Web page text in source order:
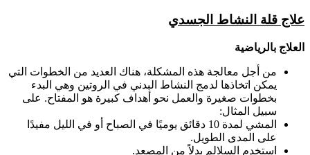
علاج قلة النشاط الجسدي
العلاج بالرياضية
من أجل معالجة هذه المشكلة، هناك العديد من الخطوات التي
يمكن اتخاذها لدمج النشاط البدني في الروتين وهي البدء
بخطوات صغيرة والعمل نحو أهداف كبيرة هو المفتاح. على
سبيل المثال:
المشي لمدة 10 دقائق يوميًا في الصباح أو في الليل مفيدًا
على المدى الطويل.
استخدم السلالم بدلاً من المصعد.